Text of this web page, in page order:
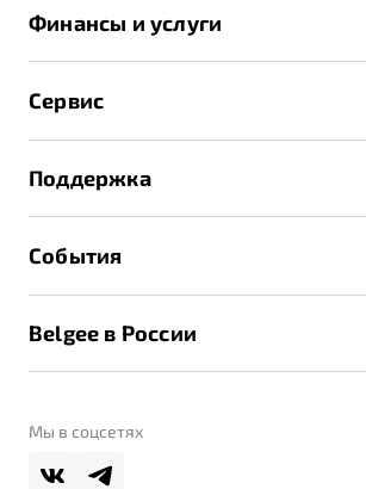
X70
Записаться на тест-драйв
Получить предложение
Финансы и услуги
Страхование
Расчет КАСКО
Сервис
Техническое обслуживание
Калькулятор ТО
Поддержка
Помощь на дорогах
Belgee Линк
Belgee Плюс
События
Belgee в России
О дилерском центре
Правовая информация
Мы в соцсетях